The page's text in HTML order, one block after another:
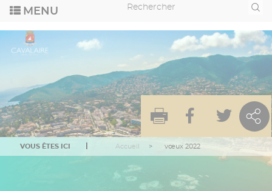
Aller
contenu
principal
Recherche
VOUS ÊTES ICI Accueil vœux 2022